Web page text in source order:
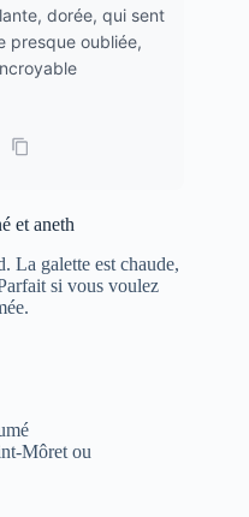
dorée, qui sent
presque oubliée,
et aneth
La galette est chaude,
si vous voulez
Môret ou